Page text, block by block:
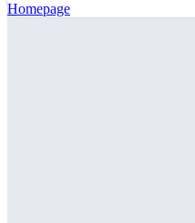
Homepage